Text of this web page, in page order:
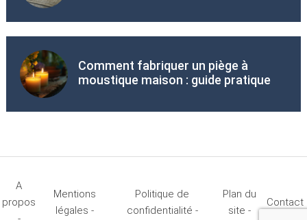
Comment fabriquer un piège à
moustique maison : guide pratique
A
propos
Mentions
légales -
Politique de
confidentialité -
Plan du
site -
Contact